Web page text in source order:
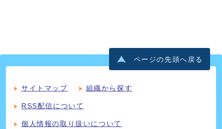
ページの先頭へ戻る
サイトマップ 組織から探す
RSS配信について
個人情報の取り扱いについて